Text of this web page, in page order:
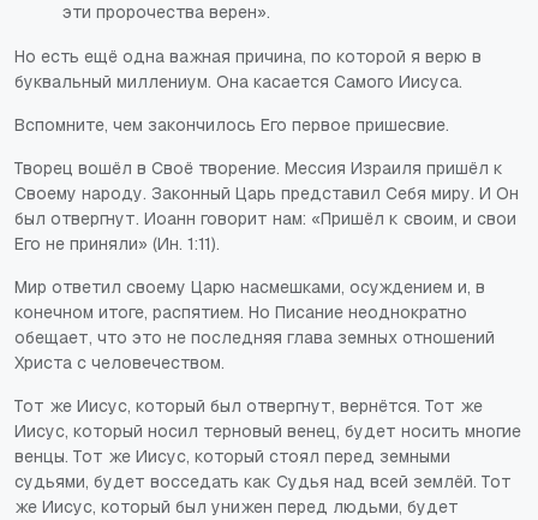
эти пророчества верен».
Но есть ещё одна важная причина, по которой я верю в
буквальный миллениум. Она касается Самого Иисуса.
Вспомните, чем закончилось Его первое пришесвие.
Творец вошёл в Своё творение. Мессия Израиля пришёл к
Своему народу. Законный Царь представил Себя миру. И Он
был отвергнут. Иоанн говорит нам: «Пришёл к своим, и свои
Его не приняли» (Ин. 1:11).
Мир ответил своему Царю насмешками, осуждением и, в
конечном итоге, распятием. Но Писание неоднократно
обещает, что это не последняя глава земных отношений
Христа с человечеством.
Тот же Иисус, который был отвергнут, вернётся. Тот же
Иисус, который носил терновый венец, будет носить многие
венцы. Тот же Иисус, который стоял перед земными
судьями, будет восседать как Судья над всей землёй. Тот
же Иисус, который был унижен перед людьми, будет